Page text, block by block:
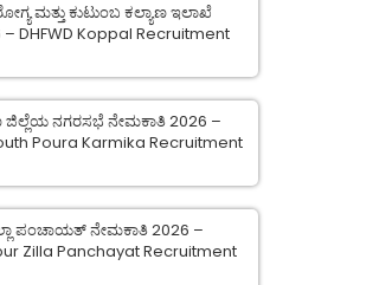
ಮತ್ತು ಕುಟುಂಬ ಕಲ್ಯಾಣ ಇಲಾಖೆ
DHFWD Koppal Recruitment
ಜಿಲ್ಲೆಯ ನಗರಸಭೆ ನೇಮಕಾತಿ 2026 –
Poura Karmika Recruitment
ಪಂಚಾಯತ್ ನೇಮಕಾತಿ 2026 –
Zilla Panchayat Recruitment